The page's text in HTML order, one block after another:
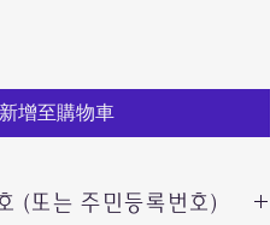
新增至購物車
(또는 주민등록번호)